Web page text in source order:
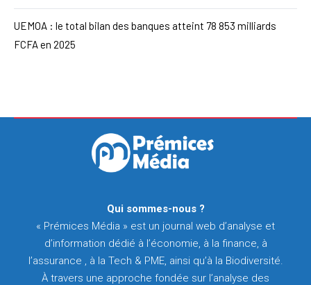
UEMOA : le total bilan des banques atteint 78 853 milliards
FCFA en 2025
Qui sommes-nous ?
« Prémices Média » est un journal web d’analyse et
d’information dédié à l’économie, à la finance, à
l’assurance , à la Tech & PME, ainsi qu’à la Biodiversité.
À travers une approche fondée sur l’analyse des